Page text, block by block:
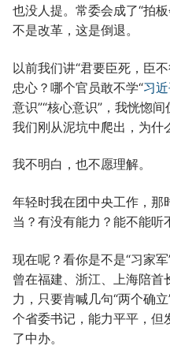
也没人提。常委会成了“拍
不是改革，这是倒退。
以前我们讲“君要臣死，臣
忠心？哪个官员敢不学“习
意识”“核心意识”，我恍惚
我们刚从泥坑中爬出，为什
我不明白，也不愿理解。
年轻时我在团中央工作，那
当？有没有能力？能不能听
现在呢？看你是不是“习家
曾在福建、浙江、上海陪
力，只要肯喊几句“两个确
个省委书记，能力平平，但
了中办。